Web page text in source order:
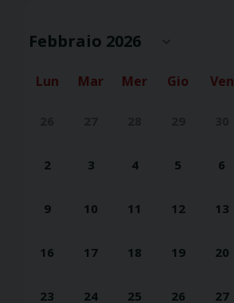
Lun Mar Mer Gio Ven
2 3 4 5 6
9 10 11 12 13
16 17 18 19 20
23 24 25 26 27